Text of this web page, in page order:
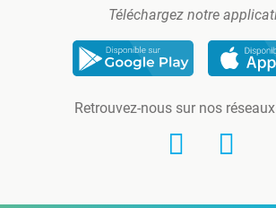
Téléchargez notre
Retrouvez-nous sur nos